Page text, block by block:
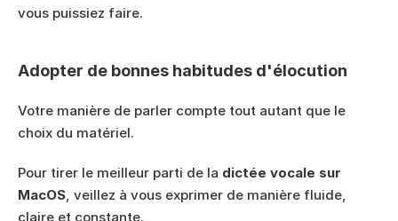
vous puissiez faire.
Adopter de bonnes habitudes d'élocution
Votre manière de parler compte tout autant que le
choix du matériel.
Pour tirer le meilleur parti de la dictée vocale sur
MacOS, veillez à vous exprimer de manière fluide,
claire et constante.